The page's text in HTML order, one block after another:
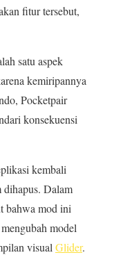
fitur tersebut,
satu aspek
kemiripannya
Pocketpair
konsekuensi
kembali
dihapus. Dalam
bahwa mod ini
model
visual Glider.